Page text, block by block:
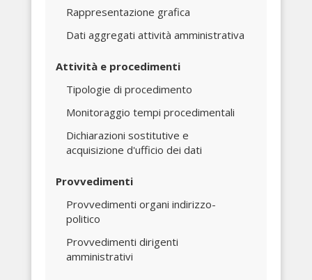
Rappresentazione grafica
Dati aggregati attività amministrativa
Attività e procedimenti
Tipologie di procedimento
Monitoraggio tempi procedimentali
Dichiarazioni sostitutive e
acquisizione d'ufficio dei dati
Provvedimenti
Provvedimenti organi indirizzo-
politico
Provvedimenti dirigenti
amministrativi